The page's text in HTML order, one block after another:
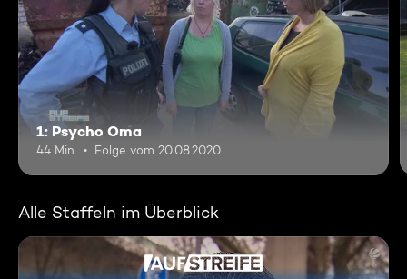
1: Psycho Oma
44 Min. Folge vom 20.08.2020
Alle Staffeln im Überblick